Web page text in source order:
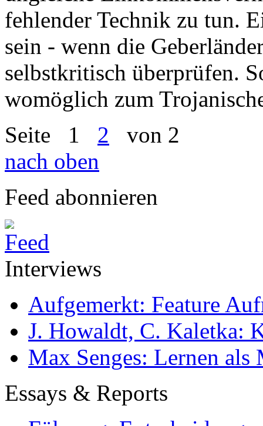
fehlender Technik zu tun.
sein - wenn die
selbstkritisch überprüfen.
womöglich zum
Seite 1 2 von 2
nach oben
Feed abonnieren
Interviews
Aufgemerkt: Feature
J. Howaldt, C. Kaletka:
Max Senges: Lernen als
Essays & Reports